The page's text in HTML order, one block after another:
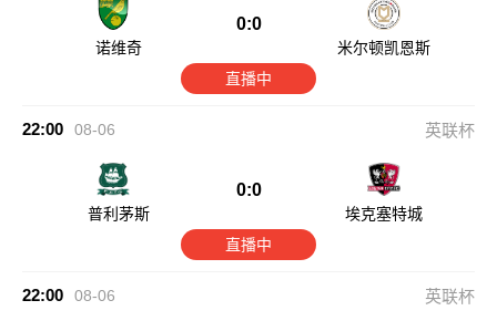
诺维奇
0:0
米尔顿凯恩斯
直播中
22:00 08-06 英联杯
普利茅斯
0:0
埃克塞特城
直播中
22:00 08-06 英联杯